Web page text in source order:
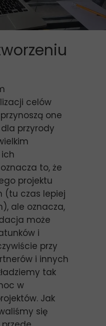
celów
one
przyrody
to, że
projektu
(tu czas lepiej
ale oznacza,
może
i
przy
i innych
tak
w
Jak
się